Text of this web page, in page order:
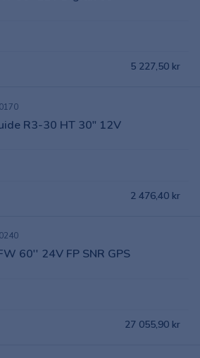
5 227,50 kr
R3-30 HT 30" 12V
2 476,40 kr
60'' 24V FP SNR GPS
27 055,90 kr